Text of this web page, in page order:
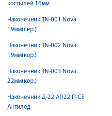
костылей 16мм
Наконечник TN-001 Nova
19мм(сер.)
Наконечник TN-002 Nova
19мм(кор.)
Наконечник TN-003 Nova
22мм(кор.)
Наконечник Д-22 АЛ22 П-СЕ
Антилед